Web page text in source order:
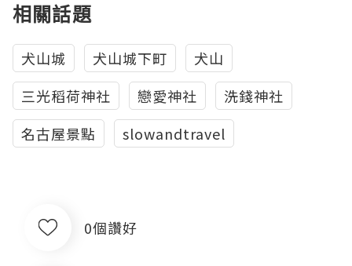
相關話題
犬山城 犬山城下町
犬山
三光稻荷神社
戀愛神社
洗錢神社
名古屋景點
slowandtravel
0個讚好